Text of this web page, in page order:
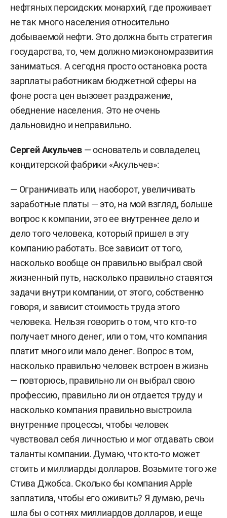
нефтяных персидских монархий, где проживает
не так много населения относительно
добываемой нефти. Это должна быть стратегия
государства, то, чем должно миэкономразвития
заниматься. А сегодня просто остановка роста
зарплаты работникам бюджетной сферы на
фоне роста цен вызовет раздражение,
обеднение населения. Это не очень
дальновидно и неправильно.
Сергей Акульчев — основатель и совладелец
кондитерской фабрики «Акульчев»:
— Ограничивать или, наоборот, увеличивать
заработные платы — это, на мой взгляд, больше
вопрос к компании, это ее внутреннее дело и
дело того человека, который пришел в эту
компанию работать. Все зависит от того,
насколько вообще он правильно выбрал свой
жизненный путь, насколько правильно ставятся
задачи внутри компании, от этого, собственно
говоря, и зависит стоимость труда этого
человека. Нельзя говорить о том, что кто-то
получает много денег, или о том, что компания
платит много или мало денег. Вопрос в том,
насколько правильно человек встроен в жизнь
— повторюсь, правильно ли он выбрал свою
профессию, правильно ли он отдается труду и
насколько компания правильно выстроила
внутренние процессы, чтобы человек
чувствовал себя личностью и мог отдавать свои
таланты компании. Думаю, что кто-то может
стоить и миллиарды долларов. Возьмите того же
Стива Джобса. Сколько бы компания Apple
заплатила, чтобы его оживить? Я думаю, речь
шла бы о сотнях миллиардов долларов, и еще